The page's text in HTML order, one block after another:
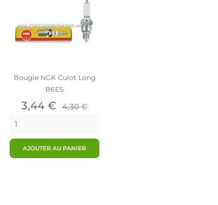
Bougie NGK Culot Long
B6ES
Prix
3,44 € Prix
4,30 €
AJOUTER AU PANIER